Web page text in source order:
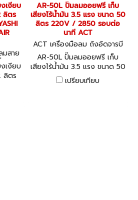
เงียบ
ลิตร
มสาย
องอัด
เงียบ
ลิตร
AR-50L ปั๊มลมออยฟรี เก็บ
เสียงไร้น้ำมัน 3.5 แรง ขนาด 50
ลิตร 220V / 2850 รอบต่อ
นาที ACT
ACT เครื่องมือลม ถังอัดจารบี
อุปกรณ์งานลมต่างๆ AR-50L
AR-50L ปั๊มลมออยฟรี เก็บ
เสียงไร้น้ำมัน 3.5 แรง ขนาด 50
ลิตร 220V / 2850 รอบต่อ
นาที ACT
เปรียบเทียบ